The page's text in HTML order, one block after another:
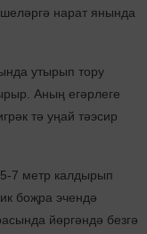
нарат янында
утырып тору
Аның егәрлеге
тә уңай тәэсир
7 метр калдырып
боҗра эчендә
йөргәндә безгә